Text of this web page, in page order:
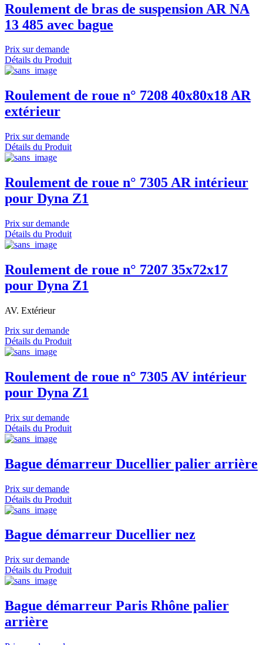
Roulement de bras de suspension AR NA
13 485 avec bague
Prix sur demande
Détails du Produit
Roulement de roue n° 7208 40x80x18 AR
extérieur
Prix sur demande
Détails du Produit
Roulement de roue n° 7305 AR intérieur
pour Dyna Z1
Prix sur demande
Détails du Produit
Roulement de roue n° 7207 35x72x17
pour Dyna Z1
AV. Extérieur
Prix sur demande
Détails du Produit
Roulement de roue n° 7305 AV intérieur
pour Dyna Z1
Prix sur demande
Détails du Produit
Bague démarreur Ducellier palier arrière
Prix sur demande
Détails du Produit
Bague démarreur Ducellier nez
Prix sur demande
Détails du Produit
Bague démarreur Paris Rhône palier
arrière